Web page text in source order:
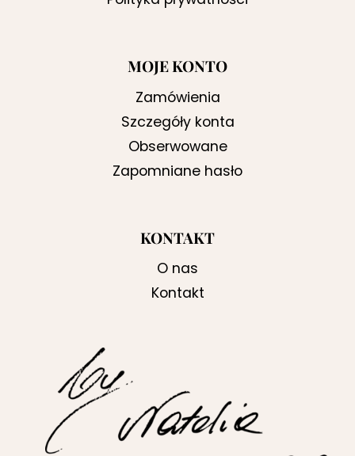
MOJE KONTO
Zamówienia
Szczegóły konta
Obserwowane
Zapomniane hasło
KONTAKT
O nas
Kontakt